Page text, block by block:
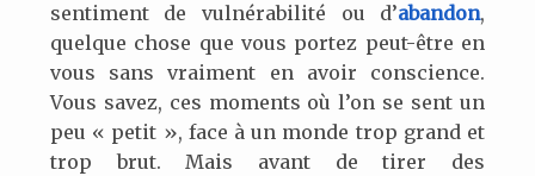
sentiment de vulnérabilité ou d’abandon,
quelque chose que vous portez peut-être en
vous sans vraiment en avoir conscience.
Vous savez, ces moments où l’on se sent un
peu « petit », face à un monde trop grand et
trop brut. Mais avant de tirer des